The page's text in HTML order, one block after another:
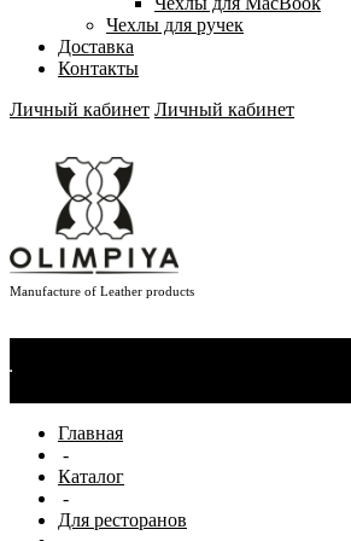
Чехлы для ручек
Доставка
Контакты
Личный кабинет Личный кабинет
Manufacture of Leather products
Главная
-
Каталог
-
Для ресторанов